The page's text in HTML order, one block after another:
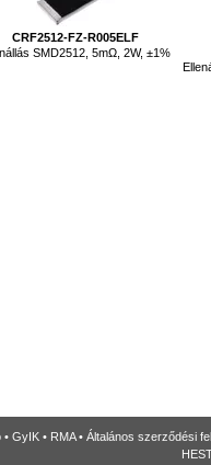
CRF2512-FZ-R005ELF
SMD2512, 5mΩ, 2W, ±1%
• GyIK • RMA• Általános szerződési